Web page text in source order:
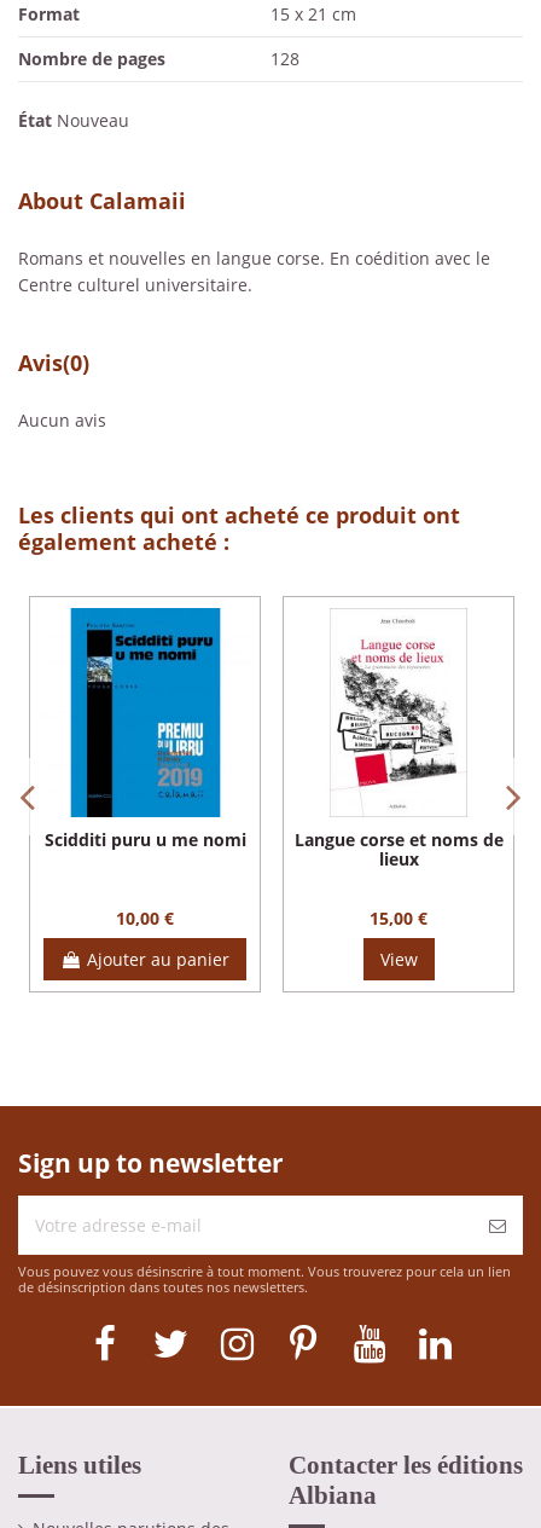
Format
15 x 21 cm
Nombre de pages
128
État Nouveau
About Calamaii
Romans et nouvelles en langue corse. En coédition avec le
Centre culturel universitaire.
Avis(0)
Aucun avis
Les clients qui ont acheté ce produit ont
également acheté :
Scidditi puru u me nomi
10,00 €
Ajouter au panier
Langue corse et noms de
lieux
15,00 €
View
Sign up to newsletter
Vous pouvez vous désinscrire à tout moment. Vous trouverez pour cela un lien
de désinscription dans toutes nos newsletters.
Liens utiles
Contacter les éditions
Albiana